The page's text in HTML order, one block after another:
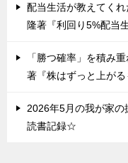
配当生活が教えてく
隆著『利回り5%配当
「勝つ確率」を積み
著『株はずっと上が
2026年5月の我が家
読書記録☆